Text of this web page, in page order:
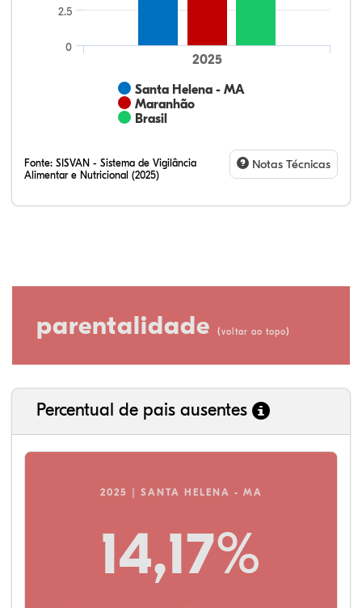
Santa Helena - MA
Maranhão
Brasil
2025
0
2.5
Fonte: SISVAN - Sistema de Vigilância
Alimentar e Nutricional (2025)
Notas Técnicas
parentalidade (voltar ao topo)
Percentual de pais ausentes
2025 | SANTA HELENA - MA
14,17%